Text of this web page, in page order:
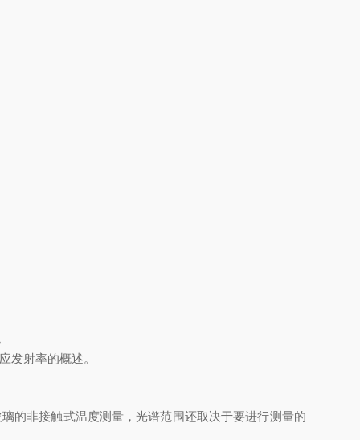
发射率的概述。
的非接触式温度测量，光谱范围还取决于要进行测量的